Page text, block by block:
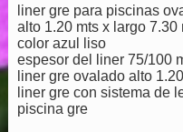
liner gre para piscinas
alto 1.20 mts x largo 7.30
color azul liso
espesor del liner 75/100
liner gre ovalado alto
liner gre con sistema de
piscina gre